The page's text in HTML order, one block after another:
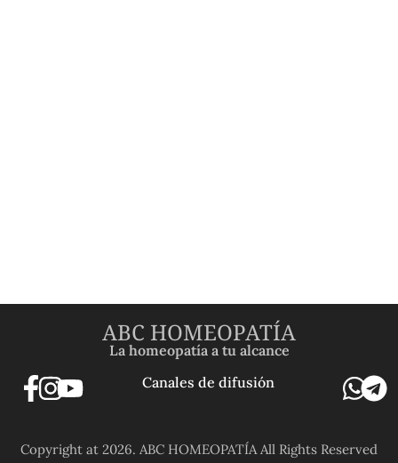
ABC HOMEOPATÍA
La homeopatía a tu alcance
Canales de difusión
Copyright at 2026. ABC HOMEOPATÍA All Rights Reserved